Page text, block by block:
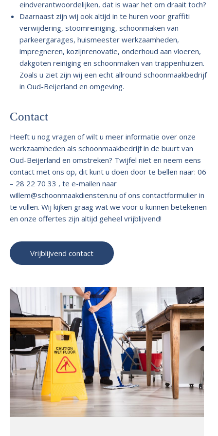
eindverantwoordelijken, dat is waar het om draait toch?
Daarnaast zijn wij ook altijd in te huren voor graffiti
verwijdering, stoomreiniging, schoonmaken van
parkeergarages, huismeester werkzaamheden,
impregneren, kozijnrenovatie, onderhoud aan vloeren,
dakgoten reiniging en schoonmaken van trappenhuizen.
Zoals u ziet zijn wij een echt allround schoonmaakbedrijf
in Oud-Beijerland en omgeving.
Contact
Heeft u nog vragen of wilt u meer informatie over onze
werkzaamheden als schoonmaakbedrijf in de buurt van
Oud-Beijerland en omstreken? Twijfel niet en neem eens
contact met ons op, dit kunt u doen door te bellen naar: 06
– 28 22 70 33 , te e-mailen naar
willem@schoonmaakdiensten.nu of ons contactformulier in
te vullen. Wij kijken graag wat we voor u kunnen betekenen
en onze offertes zijn altijd geheel vrijblijvend!
Vrijblijvend contact